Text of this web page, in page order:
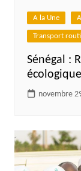
A la Une
Transport
Sénégal :
novembre